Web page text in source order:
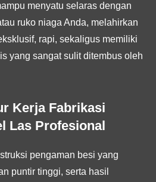
menyatu selaras dengan
ruko niaga Anda, melahirkan
rapi, sekaligus memiliki
yang sangat sulit ditembus oleh
Kerja Fabrikasi
Las Profesional
pengaman besi yang
puntir tinggi, serta hasil